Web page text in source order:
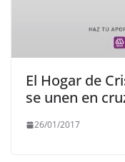
El Hogar de
se unen en
26/01/2017